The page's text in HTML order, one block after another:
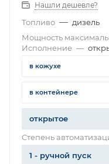
Нашли дешевле?
Топливо — дизель
Мощность
Исполнение —
в кожухе
в контейнере
открытое
Степень
1 - ручной пуск